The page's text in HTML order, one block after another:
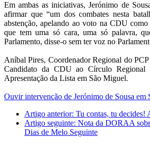
Em ambas as iniciativas, Jerónimo de
afirmar que “um dos combates nesta
abstenção, apelando ao voto na CDU
que tem uma só cara, uma só palavra,
Parlamento, disse-o sem ter voz no
Aníbal Pires, Coordenador Regional do
Candidato da CDU ao Círculo Regional
Apresentação da Lista em São Miguel.
Ouvir intervenção de Jerónimo de Sousa em
Artigo anterior: Tu contas, tu decides!
Artigo seguinte: Nota da DORAA
Dias de Melo Seguinte